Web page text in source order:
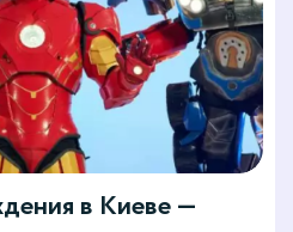
в Киеве —